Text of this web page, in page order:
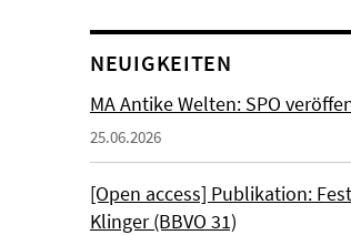
NEUIGKEITEN
MA Antike Welten: SPO
25.06.2026
[Open access] Publikation:
Klinger (BBVO 31)